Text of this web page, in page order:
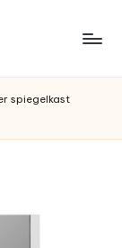
spiegelkast